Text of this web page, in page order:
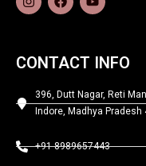
CONTACT INFO
396, Dutt Nagar, Reti
Indore, Madhya Pradesh
+91 8989657443